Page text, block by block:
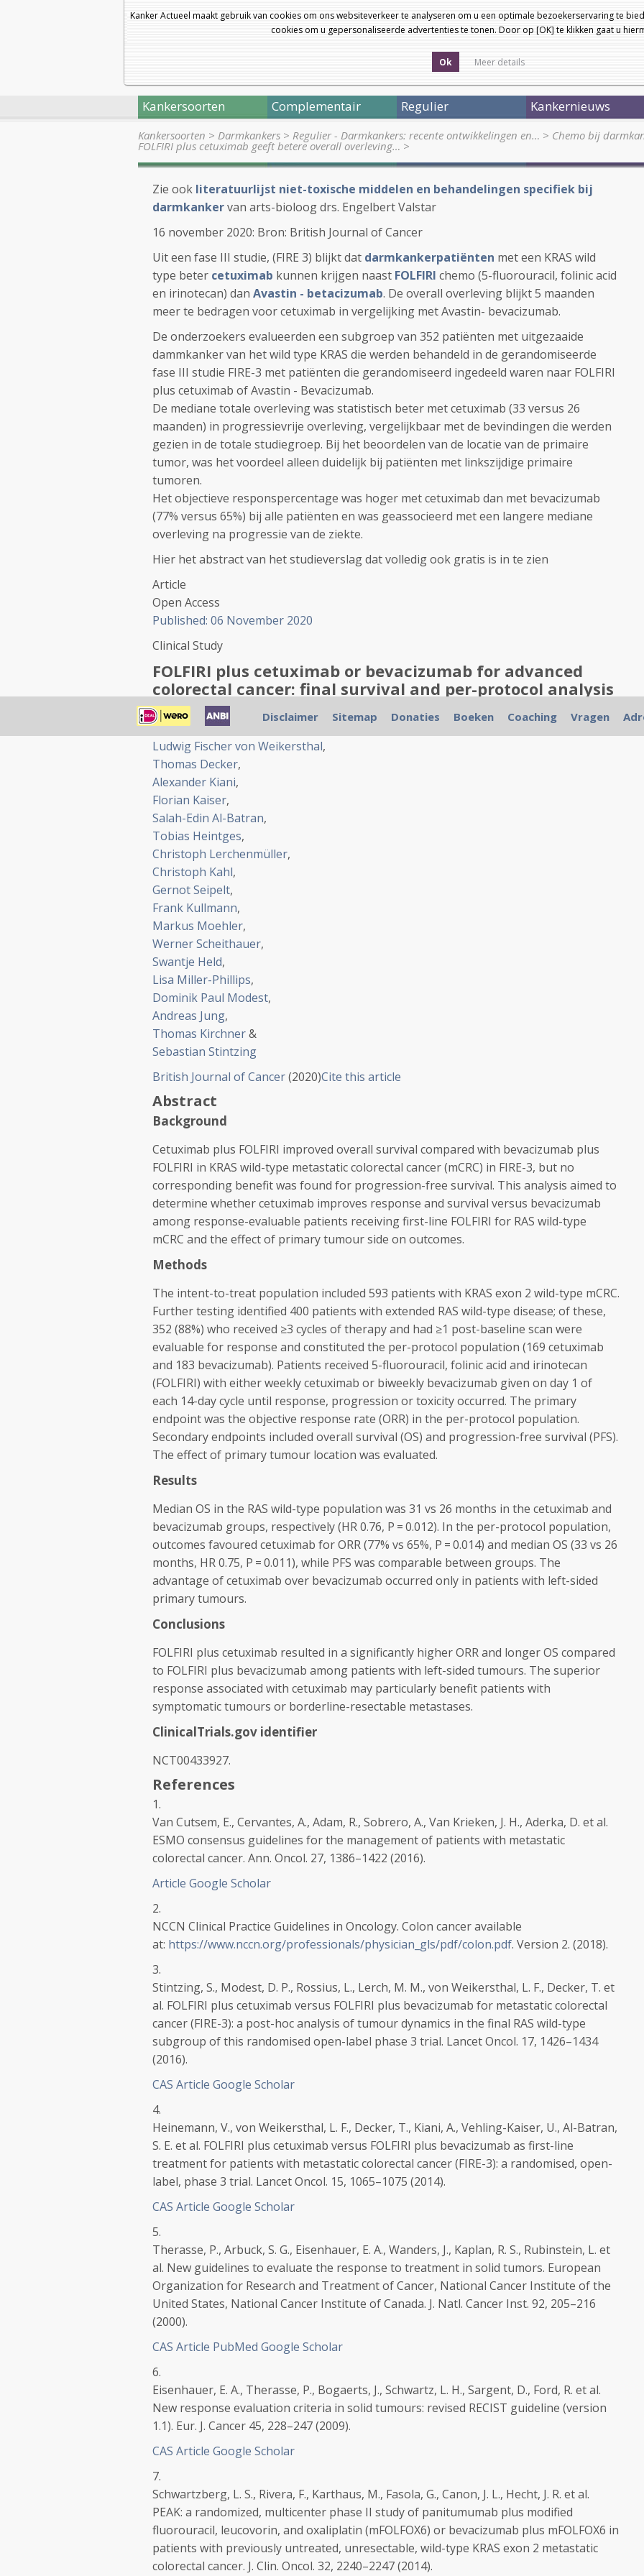
Kanker Actueel maakt gebruik van cookies om ons websiteverkeer te analyseren om u een optimale bezoekerservaring te
cookies om u gepersonaliseerde advertenties te tonen. Door op [OK] te klikken gaat u
Ok Meer details
Kankersoorten Complementair Regulier Kankernieuws
Kankersoorten > Darmkankers > Regulier - Darmkankers: recente ontwikkelingen en… > Chemo bij
FOLFIRI plus cetuximab geeft betere overall overleving… >
Zie ook literatuurlijst niet-toxische middelen en behandelingen specifiek bij
darmkankervan arts-bioloog drs. Engelbert Valstar
16 november 2020: Bron: British Journal of Cancer
Uit een fase III studie, (FIRE 3) blijkt dat darmkankerpatiënten met een KRAS wild
type beter cetuximab kunnen krijgen naast FOLFIRI chemo (5-fluorouracil, folinic acid
en irinotecan) dan Avastin - betacizumab. De overall overleving blijkt 5 maanden
meer te bedragen voor cetuximab in vergelijking met Avastin- bevacizumab.
De onderzoekers evalueerden een subgroep van 352 patiënten met uitgezaaide
dammkanker van het wild type KRAS die werden behandeld in de gerandomiseerde
fase III studie FIRE-3 met patiënten die gerandomiseerd ingedeeld waren naar FOLFIRI
plus cetuximab of Avastin - Bevacizumab.
De mediane totale overleving was statistisch beter met cetuximab (33 versus 26
maanden) in progressievrije overleving, vergelijkbaar met de bevindingen die werden
gezien in de totale studiegroep. Bij het beoordelen van de locatie van de primaire
tumor, was het voordeel alleen duidelijk bij patiënten met linkszijdige primaire
tumoren.
Het objectieve responspercentage was hoger met cetuximab dan met bevacizumab
(77% versus 65%) bij alle patiënten en was geassocieerd met een langere mediane
overleving na progressie van de ziekte.
Hier het abstract van het studieverslag dat volledig ook gratis is in te zien
Article
Open Access
Published: 06 November 2020
Clinical Study
FOLFIRI plus cetuximab or bevacizumab for advanced
colorectal cancer: final survival and per-protocol analysis
of FIRE-3, a randomised clinical trial
Volker Heinemann
Ludwig Fischer von Weikersthal,
Thomas Decker,
Alexander Kiani,
Florian Kaiser,
Salah-Edin Al-Batran,
Tobias Heintges,
Christoph Lerchenmüller,
Christoph Kahl,
Gernot Seipelt,
Frank Kullmann,
Markus Moehler,
Werner Scheithauer,
Swantje Held,
Lisa Miller-Phillips,
Dominik Paul Modest,
Andreas Jung,
Thomas Kirchner&
Sebastian Stintzing
British Journal of Cancer(2020)Cite this article
Abstract
Background
Cetuximab plus FOLFIRI improved overall survival compared with bevacizumab plus
FOLFIRI in KRAS wild-type metastatic colorectal cancer (mCRC) in FIRE-3, but no
corresponding benefit was found for progression-free survival. This analysis aimed to
determine whether cetuximab improves response and survival versus bevacizumab
among response-evaluable patients receiving first-line FOLFIRI for RAS wild-type
mCRC and the effect of primary tumour side on outcomes.
Methods
The intent-to-treat population included 593 patients with KRAS exon 2 wild-type mCRC.
Further testing identified 400 patients with extended RAS wild-type disease; of these,
352 (88%) who received ≥3 cycles of therapy and had ≥1 post-baseline scan were
evaluable for response and constituted the per-protocol population (169 cetuximab
and 183 bevacizumab). Patients received 5-fluorouracil, folinic acid and irinotecan
(FOLFIRI) with either weekly cetuximab or biweekly bevacizumab given on day 1 of
each 14-day cycle until response, progression or toxicity occurred. The primary
endpoint was the objective response rate (ORR) in the per-protocol population.
Secondary endpoints included overall survival (OS) and progression-free survival (PFS).
The effect of primary tumour location was evaluated.
Results
Median OS in the RAS wild-type population was 31 vs 26 months in the cetuximab and
bevacizumab groups, respectively (HR 0.76, P = 0.012). In the per-protocol population,
outcomes favoured cetuximab for ORR (77% vs 65%, P = 0.014) and median OS (33 vs 26
months, HR 0.75, P = 0.011), while PFS was comparable between groups. The
advantage of cetuximab over bevacizumab occurred only in patients with left-sided
primary tumours.
Conclusions
FOLFIRI plus cetuximab resulted in a significantly higher ORR and longer OS compared
to FOLFIRI plus bevacizumab among patients with left-sided tumours. The superior
response associated with cetuximab may particularly benefit patients with
symptomatic tumours or borderline-resectable metastases.
ClinicalTrials.gov identifier
NCT00433927.
References
1.
Van Cutsem, E., Cervantes, A., Adam, R., Sobrero, A., Van Krieken, J. H., Aderka, D. et al.
ESMO consensus guidelines for the management of patients with metastatic
colorectal cancer. Ann. Oncol. 27, 1386–1422 (2016).
Article Google Scholar
2.
NCCN Clinical Practice Guidelines in Oncology. Colon cancer available
at: https://www.nccn.org/professionals/physician_gls/pdf/colon.pdf. Version 2. (2018).
3.
Stintzing, S., Modest, D. P., Rossius, L., Lerch, M. M., von Weikersthal, L. F., Decker, T. et
al. FOLFIRI plus cetuximab versus FOLFIRI plus bevacizumab for metastatic colorectal
cancer (FIRE-3): a post-hoc analysis of tumour dynamics in the final RAS wild-type
subgroup of this randomised open-label phase 3 trial. Lancet Oncol. 17, 1426–1434
(2016).
CAS Article Google Scholar
4.
Heinemann, V., von Weikersthal, L. F., Decker, T., Kiani, A., Vehling-Kaiser, U., Al-Batran,
S. E. et al. FOLFIRI plus cetuximab versus FOLFIRI plus bevacizumab as first-line
treatment for patients with metastatic colorectal cancer (FIRE-3): a randomised, open-
label, phase 3 trial. Lancet Oncol. 15, 1065–1075 (2014).
CAS Article Google Scholar
5.
Therasse, P., Arbuck, S. G., Eisenhauer, E. A., Wanders, J., Kaplan, R. S., Rubinstein, L. et
al. New guidelines to evaluate the response to treatment in solid tumors. European
Organization for Research and Treatment of Cancer, National Cancer Institute of the
United States, National Cancer Institute of Canada. J. Natl. Cancer Inst. 92, 205–216
(2000).
CAS Article PubMed Google Scholar
6.
Eisenhauer, E. A., Therasse, P., Bogaerts, J., Schwartz, L. H., Sargent, D., Ford, R. et al.
New response evaluation criteria in solid tumours: revised RECIST guideline (version
1.1). Eur. J. Cancer 45, 228–247 (2009).
CAS Article Google Scholar
7.
Schwartzberg, L. S., Rivera, F., Karthaus, M., Fasola, G., Canon, J. L., Hecht, J. R. et al.
PEAK: a randomized, multicenter phase II study of panitumumab plus modified
fluorouracil, leucovorin, and oxaliplatin (mFOLFOX6) or bevacizumab plus mFOLFOX6 in
patients with previously untreated, unresectable, wild-type KRAS exon 2 metastatic
colorectal cancer. J. Clin. Oncol. 32, 2240–2247 (2014).
Disclaimer Sitemap Donaties Boeken Coaching Vragen